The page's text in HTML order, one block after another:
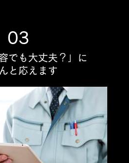
03
でも大丈夫？」に
と応えます